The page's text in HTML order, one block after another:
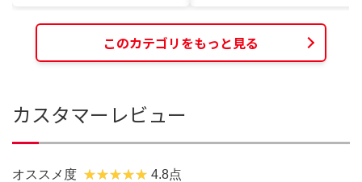
このカテゴリをもっと見る
カスタマーレビュー
オススメ度 4.8点